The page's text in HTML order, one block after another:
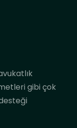
gibi çok